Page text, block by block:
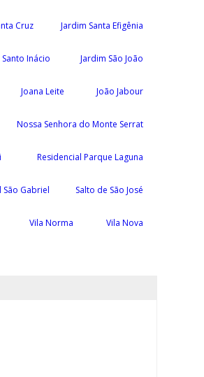
Cruz Jardim Santa Efigênia
Inácio Jardim São João
Joana Leite João Jabour
Nossa Senhora do Monte Serrat
Residencial Parque Laguna
São Gabriel Salto de São José
Vila Norma Vila Nova